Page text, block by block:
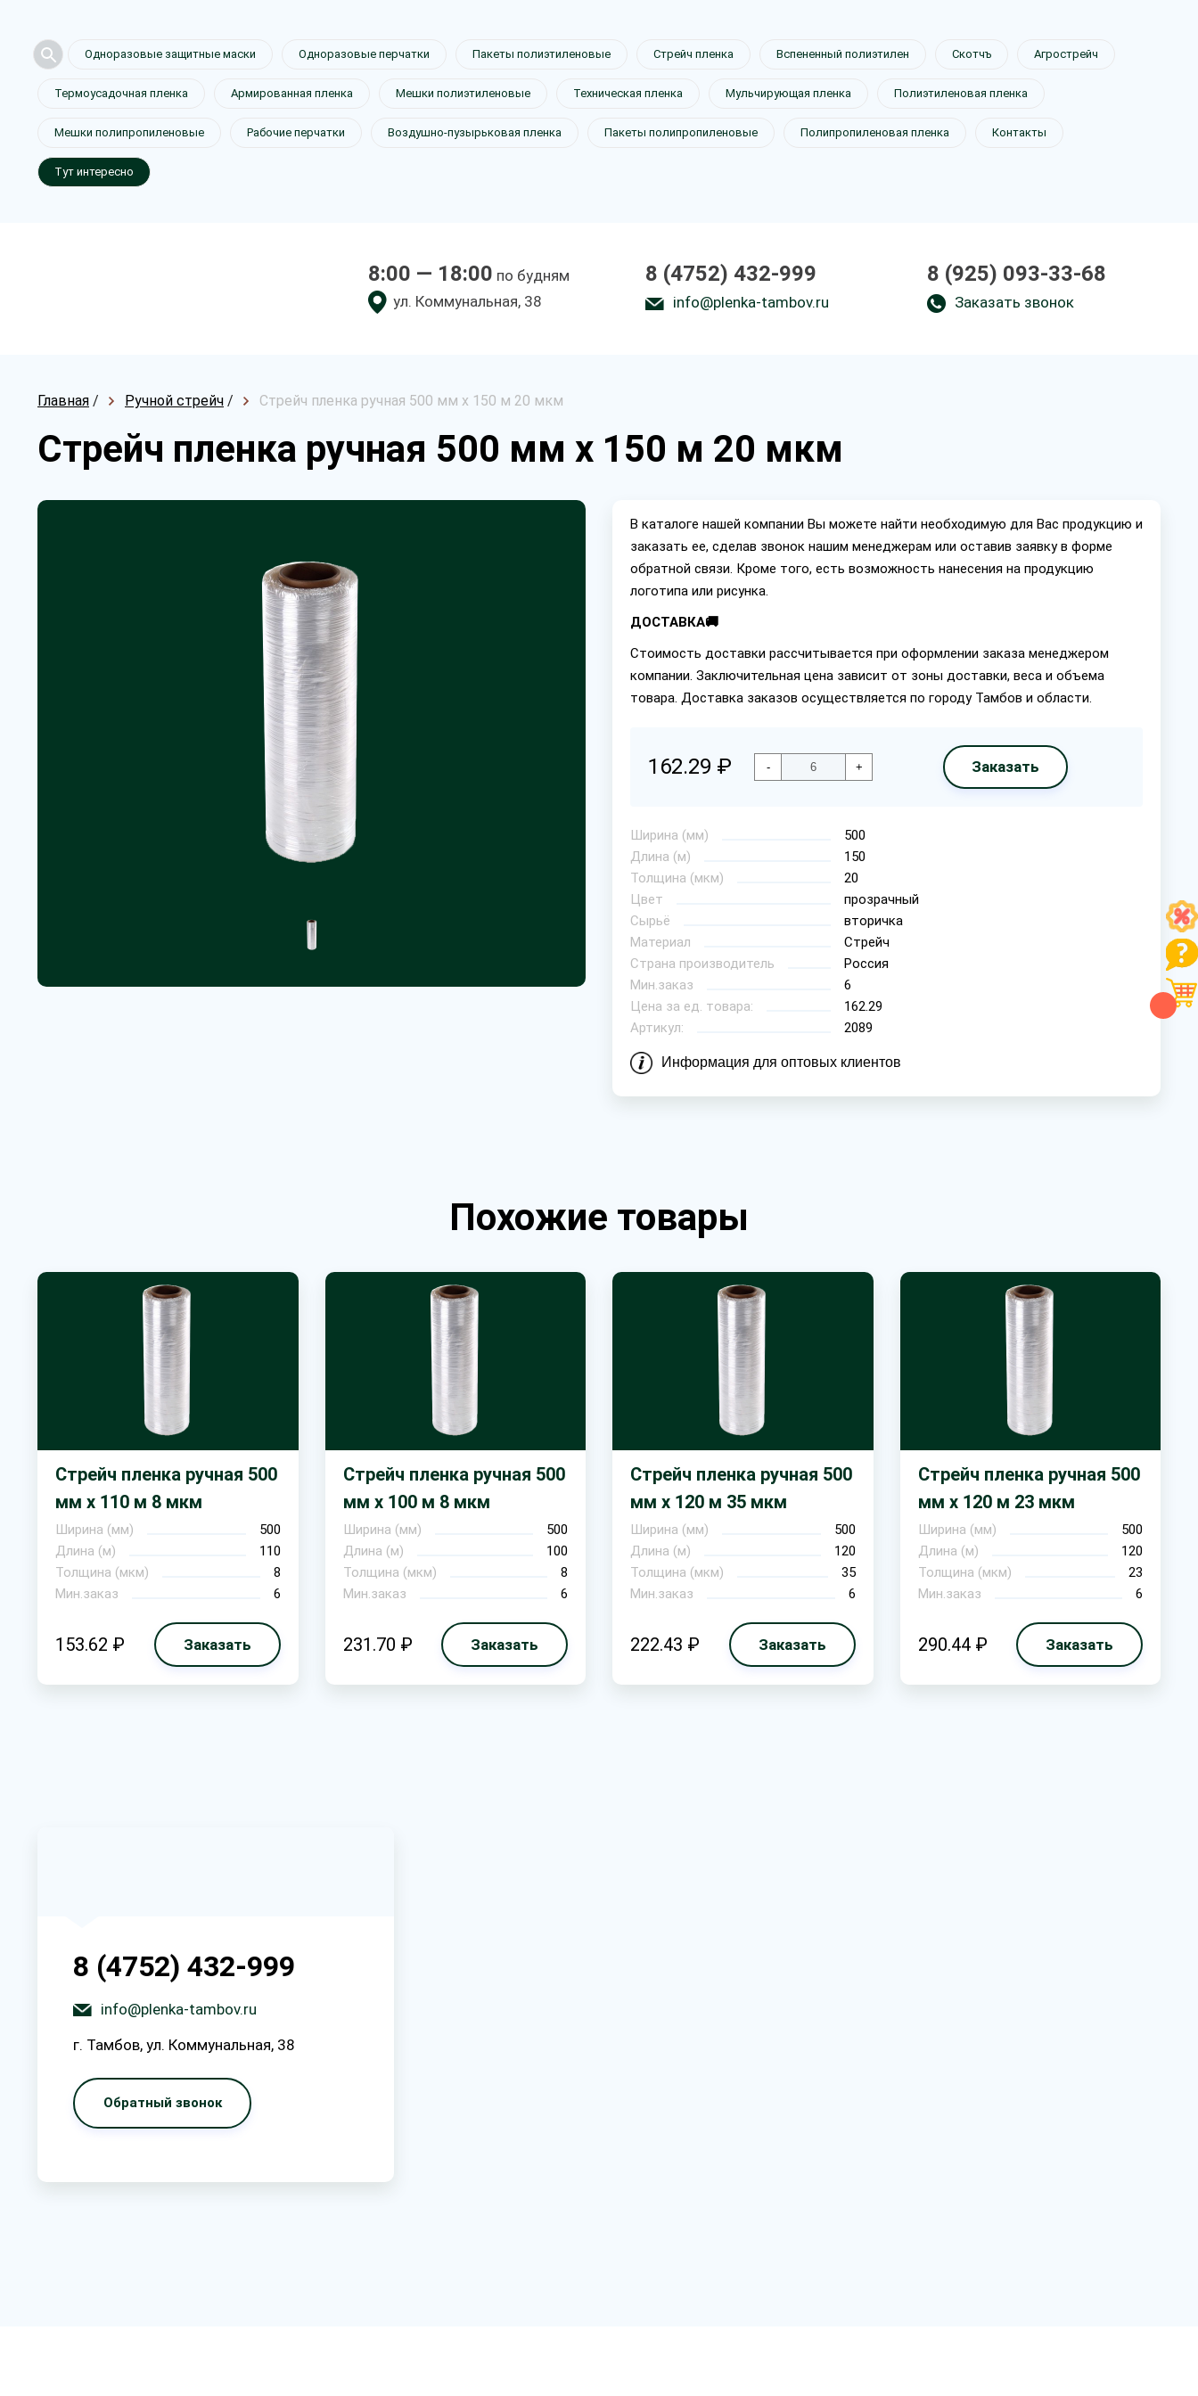
Одноразовые защитные маски Одноразовые перчатки Пакеты полиэтиленовые Стрейч пленка Вспененный полиэтилен Скотчъ Агрострейч
Термоусадочная пленка Армированная пленка Мешки полиэтиленовые Техническая пленка Мульчирующая пленка Полиэтиленовая пленка
Мешки полипропиленовые Рабочие перчатки Воздушно-пузырьковая пленка Пакеты полипропиленовые Полипропиленовая пленка Контакты
Тут интересно
8:00 — 18:00 по будням
ул. Коммунальная, 38
8 (4752) 432-999
info@plenka-tambov.ru
8 (925) 093-33-68
Заказать звонок
Главная / Ручной стрейч / Стрейч пленка ручная 500 мм х 150 м 20 мкм
Стрейч пленка ручная 500 мм х 150 м 20 мкм
В каталоге нашей компании Вы можете найти необходимую для Вас продукцию и
заказать ее, сделав звонок нашим менеджерам или оставив заявку в форме
обратной связи. Кроме того, есть возможность нанесения на продукцию
логотипа или рисунка.
ДОСТАВКА🚚
Стоимость доставки рассчитывается при оформлении заказа менеджером
компании. Заключительная цена зависит от зоны доставки, веса и объема
товара. Доставка заказов осуществляется по городу Тамбов и области.
162.29 ₽ - + Заказать
Ширина (мм)
500
Длина (м)
150
Толщина (мкм)
20
Цвет
прозрачный
Сырьё
вторичка
Материал
Стрейч
Страна производитель
Россия
Мин.заказ
6
Цена за ед. товара:
162.29
Артикул:
2089
Информация для оптовых клиентов
Похожие товары
Стрейч пленка ручная 500
мм х 110 м 8 мкм
Ширина (мм)
500
Длина (м)
110
Толщина (мкм)
8
Мин.заказ
6
153.62 ₽ Заказать
Стрейч пленка ручная 500
мм х 100 м 8 мкм
Ширина (мм)
500
Длина (м)
100
Толщина (мкм)
8
Мин.заказ
6
231.70 ₽ Заказать
Стрейч пленка ручная 500
мм х 120 м 35 мкм
Ширина (мм)
500
Длина (м)
120
Толщина (мкм)
35
Мин.заказ
6
222.43 ₽ Заказать
Стрейч пленка ручная 500
мм х 120 м 23 мкм
Ширина (мм)
500
Длина (м)
120
Толщина (мкм)
23
Мин.заказ
6
290.44 ₽ Заказать
8 (4752) 432-999
info@plenka-tambov.ru
г. Тамбов, ул. Коммунальная, 38
Обратный звонок